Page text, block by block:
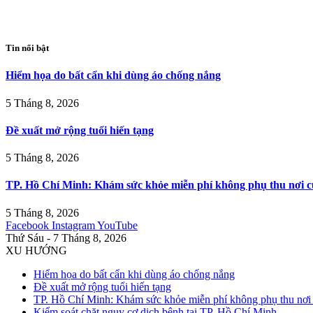
Tin nổi bật
Hiểm họa do bất cẩn khi dùng áo chống nắng
5 Tháng 8, 2026
Đề xuất mở rộng tuổi hiến tạng
5 Tháng 8, 2026
TP. Hồ Chí Minh: Khám sức khỏe miễn phí không phụ thu nơi
5 Tháng 8, 2026
Facebook InstagramYouTube
Thứ Sáu - 7 Tháng 8, 2026
XU HƯỚNG
Hiểm họa do bất cẩn khi dùng áo chống nắng
Đề xuất mở rộng tuổi hiến tạng
TP. Hồ Chí Minh: Khám sức khỏe miễn phí không phụ thu nơi